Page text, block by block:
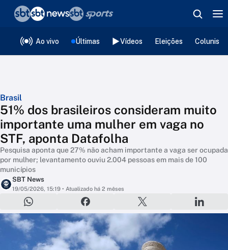
Ao vivo Últimas Vídeos Eleições
Brasil
51% dos brasileiros consideram muito
importante uma mulher em vaga no
STF, aponta Datafolha
Pesquisa aponta que 27% não acham importante a vaga ser ocupada
por mulher; levantamento ouviu 2.004 pessoas em mais de 100
municípios
SBT News
19/05/2026, 15:19 • Atualizado há 2 mêses
❮voltar
Editorias